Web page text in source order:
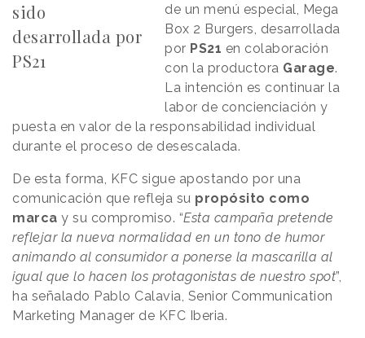
sido
desarrollada por
PS21
de un menú especial, Mega
Box 2 Burgers, desarrollada
por PS21 en colaboración
con la productora Garage.
La intención es continuar la
labor de concienciación y
puesta en valor de la responsabilidad individual
durante el proceso de desescalada.
De esta forma, KFC sigue apostando por una
comunicación que refleja su propósito como
marca y su compromiso. “Esta campaña pretende
reflejar la nueva normalidad en un tono de humor
animando al consumidor a ponerse la mascarilla al
igual que lo hacen los protagonistas de nuestro spot”,
ha señalado Pablo Calavia, Senior Communication
Marketing Manager de KFC Iberia.